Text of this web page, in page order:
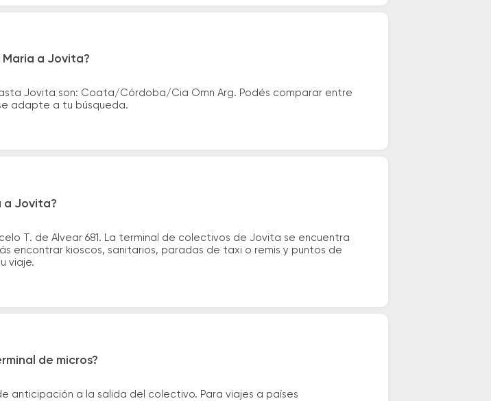
Maria a Jovita?
Jovita son: Coata/Córdoba/Cia Omn Arg. Podés comparar entre
adapte a tu búsqueda.
a Jovita?
T. de Alvear 681. La terminal de colectivos de Jovita se encuentra
encontrar kioscos, sanitarios, paradas de taxi o remis y puntos de
viaje.
de micros?
anticipación a la salida del colectivo. Para viajes a países